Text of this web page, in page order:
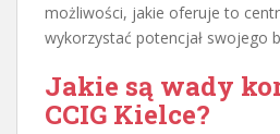
możliwości, jakie oferuje to
wykorzystać potencjał swojego
Jakie są wady
CCIG Kielce?